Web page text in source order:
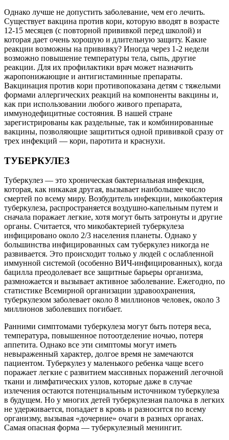
Однако лучше не допустить заболевание, чем его лечить.
Существует вакцина против кори, которую вводят в возрасте
12-15 месяцев (с повторной прививкой перед школой) и
которая дает очень хорошую и длительную защиту. Какие
реакции возможны на прививку? Иногда через 1-2 недели
возможно повышение температуры тела, сыпь, другие
реакции. Для их профилактики врач может назначить
жаропонижающие и антигистаминные препараты.
Вакцинация против кори противопоказана детям с тяжелыми
формами аллергических реакций на компоненты вакцины и,
как при использовании любого живого препарата,
иммунодефицитные состояния. В нашей стране
зарегистрированы как раздельные, так и комбинированные
вакцины, позволяющие защититься одной прививкой сразу от
трех инфекций — кори, паротита и краснухи.
ТУБЕРКУЛЕЗ
Туберкулез — это хроническая бактериальная инфекция,
которая, как никакая другая, вызывает наибольшее число
смертей по всему миру. Возбудитель инфекции, микобактерия
туберкулеза, распространяется воздушно-капельным путем и
сначала поражает легкие, хотя могут быть затронуты и другие
органы. Считается, что микобактерией туберкулеза
инфицировано около 2/3 населения планеты. Однако у
большинства инфицированных сам туберкулез никогда не
развивается. Это происходит только у людей с ослабленной
иммунной системой (особенно ВИЧ-инфицированных), когда
бацилла преодолевает все защитные барьеры организма,
размножается и вызывает активное заболевание. Ежегодно, по
статистике Всемирной организации здравоохранения,
туберкулезом заболевает около 8 миллионов человек, около 3
миллионов заболевших погибает.
Ранними симптомами туберкулеза могут быть потеря веса,
температура, повышенное потоотделение ночью, потеря
аппетита. Однако все эти симптомы могут иметь
невыраженный характер, долгое время не замечаются
пациентом. Туберкулез у маленького ребенка чаще всего
поражает легкие с развитием массивных поражений легочной
ткани и лимфатических узлов, которые даже в случае
излечения остаются потенциальным источником туберкулеза
в будущем. Но у многих детей туберкулезная палочка в легких
не удерживается, попадает в кровь и разносится по всему
организму, вызывая «дочерние» очаги в разных органах.
Самая опасная форма — туберкулезный менингит.